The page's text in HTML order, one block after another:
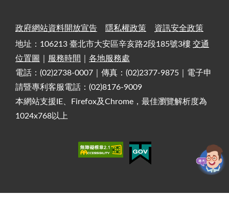
政府網站資料開放宣告 隱私權政策
資訊安全政策
地址：106213 臺北市大安區辛亥路2段185號3樓 交通
位置圖
服務時間
各地服務處
電話：(02)2738-0007｜傳真：(02)2377-9875｜電子申
請暨專利客服電話：(02)8176-9009
本網站支援IE、Firefox及Chrome，最佳瀏覽解析度為
1024x768以上